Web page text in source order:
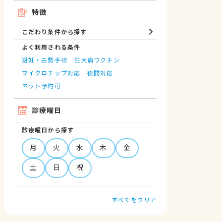
特徴
こだわり条件から探す
よく利用される条件
避妊・去勢手術
狂犬病ワクチン
マイクロチップ対応
夜間対応
ネット予約可
診療曜日
診療曜日から探す
月 火 水 木
金
土
日 祝
すべてをクリア